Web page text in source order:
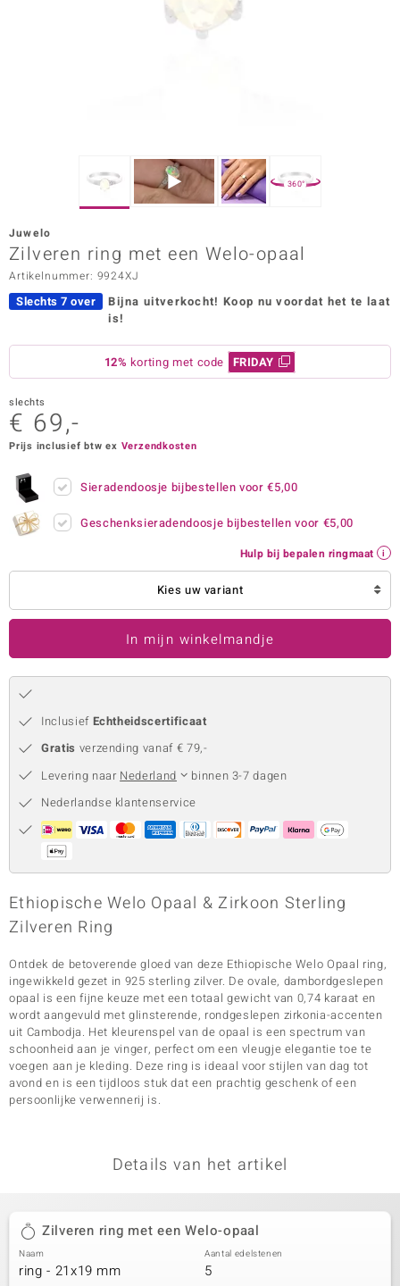
Vogue
in Italy
Paraíso
Collection
360°
Juwelo
Zilveren ring met een Welo-opaal
Artikelnummer: 9924XJ
Slechts 7 over Bijna uitverkocht! Koop nu voordat het te laat
is!
12% korting met code FRIDAY
slechts
€ 69,-
Prijs inclusief btw ex Verzendkosten
Sieradendoosje bijbestellen voor€5,00
Geschenksieradendoosje bijbestellen voor €5,00
Hulp bij bepalen ringmaat
Kies uw variant
In mijn winkelmandje
Inclusief Echtheidscertificaat
Gratis verzending vanaf € 79,-
Levering naar Nederland
binnen 3-7 dagen
Nederlandse klantenservice
Ethiopische Welo Opaal & Zirkoon Sterling
Zilveren Ring
Ontdek de betoverende gloed van deze Ethiopische Welo Opaal ring,
ingewikkeld gezet in 925 sterling zilver. De ovale, dambordgeslepen
opaal is een fijne keuze met een totaal gewicht van 0,74 karaat en
wordt aangevuld met glinsterende, rondgeslepen zirkonia-accenten
uit Cambodja. Het kleurenspel van de opaal is een spectrum van
schoonheid aan je vinger, perfect om een vleugje elegantie toe te
voegen aan je kleding. Deze ring is ideaal voor stijlen van dag tot
avond en is een tijdloos stuk dat een prachtig geschenk of een
persoonlijke verwennerij is.
Details van het artikel
Zilveren ring met een Welo-opaal
Naam
ring - 21x19 mm
Aantal edelstenen
5